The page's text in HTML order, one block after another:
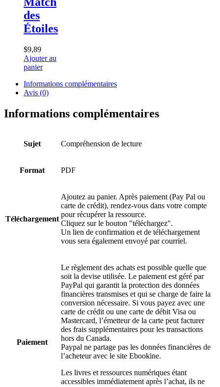
des
Étoiles
$9,89
Ajouter au
panier
Informations complémentaires
Avis (0)
Informations complémentaires
Sujet Compréhension de lecture
Format PDF
Téléchargement
Ajoutez au panier. Après paiement (Pay Pal ou
carte de crédit), rendez-vous dans votre compte
pour récupérer la ressource.
Cliquez sur le bouton "téléchargez".
Un lien de confirmation et de téléchargement
vous sera également envoyé par courriel.
Paiement
Le règlement des achats est possible quelle que
soit la devise utilisée. Le paiement est géré par
PayPal qui garantit la protection des données
financières transmises et qui se charge de faire la
conversion nécessaire. Si vous payez avec une
carte de crédit ou une carte de débit Visa ou
Mastercard, l’émetteur de la carte peut facturer
des frais supplémentaires pour les transactions
hors du Canada.
Paypal ne partage pas les données financières de
l’acheteur avec le site Ebookine.
Les livres et ressources numériques étant
accessibles immédiatement après l’achat, ils ne